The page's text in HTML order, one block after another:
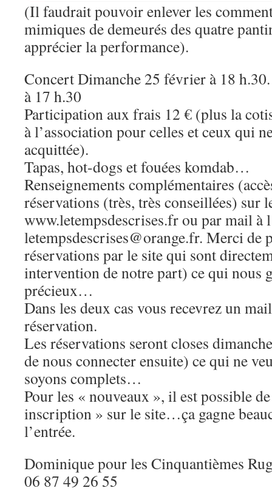
(Il faudrait pouvoir enlever les
mimiques de demeurés des quatre
apprécier la performance).
Concert Dimanche 25 février à 18
à 17 h.30
Participation aux frais 12 € (plus la
à l’association pour celles et ceux qui
acquittée).
Tapas, hot-dogs et fouées komdab…
Renseignements complémentaires
réservations (très, très conseillées) sur
www.letempsdescrises.fr ou par mail à
letempsdescrises@orange.fr. Merci de
réservations par le site qui sont
intervention de notre part) ce qui nous
précieux…
Dans les deux cas vous recevrez un
réservation.
Les réservations seront closes
de nous connecter ensuite) ce qui ne
soyons complets…
Pour les « nouveaux », il est possible
inscription » sur le site…ça gagne
l’entrée.
Dominique pour les Cinquantièmes
06 87 49 26 55